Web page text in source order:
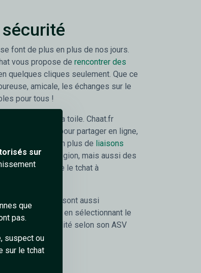
sur
que
pas.
suspect ou
sur le tchat
se font de plus en plus de nos jours.
vous propose de rencontrer des
quelques cliques seulement. Que ce
amicale, les échanges sur le
pour tous !
sont présent sur la toile. Chaat.fr
de discussion pour partager en ligne,
voir de plus en plus de liaisons
de votre région, mais aussi des
sachant que le tchat à
privées sont aussi
de votre choix, en sélectionnant le
de compatibilité selon son ASV
seulement.